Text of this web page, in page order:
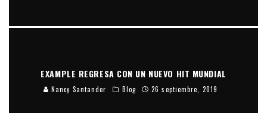
EXAMPLE REGRESA CON UN NUEVO HIT MUNDIAL
Nancy Santander Blog 26 septiembre, 2019